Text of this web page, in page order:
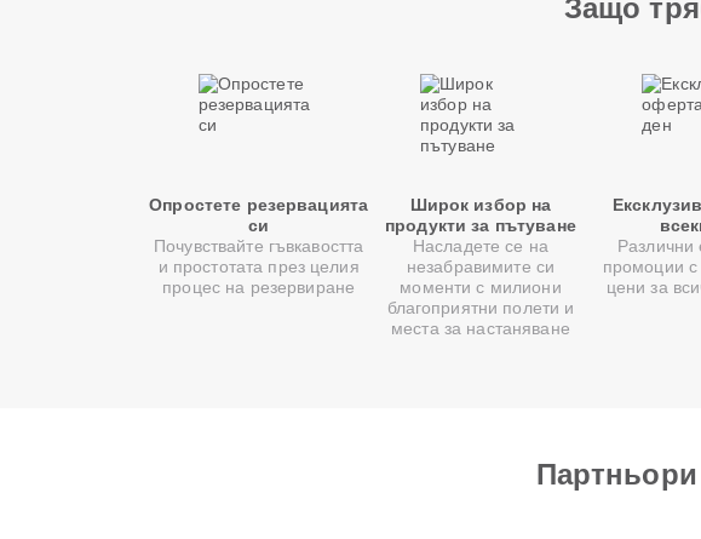
Защо
Опростете резервацията
си
Почувствайте гъвкавостта
и простотата през целия
процес на резервиране
Широк избор на
продукти за пътуване
Насладете се на
незабравимите си
моменти с милиони
благоприятни полети и
места за настаняване
Различни
промоции с
цени за